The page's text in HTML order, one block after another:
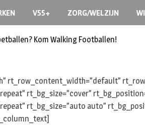
V55+ ZORG/WELZIJN
Kom Walking Footballen!
rt_bg_size=”cover”
rt_bg_size=”auto auto”